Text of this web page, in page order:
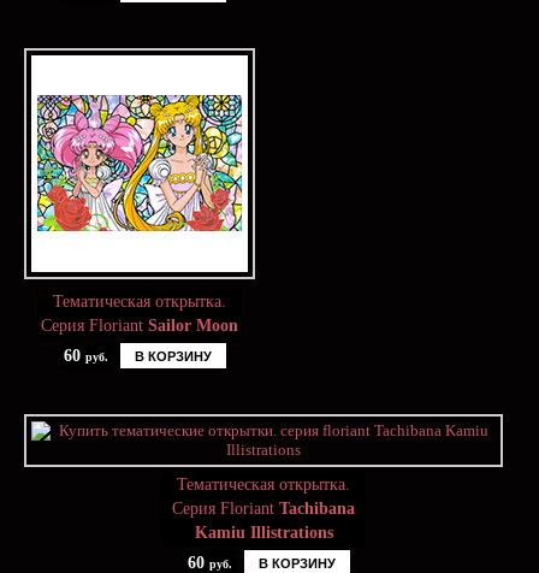
Тематическая открытка.
Серия Floriant Sailor Moon
60 руб. В КОРЗИНУ
Тематическая открытка.
Серия Floriant Tachibana
Kamiu Illistrations
60 руб. В КОРЗИНУ